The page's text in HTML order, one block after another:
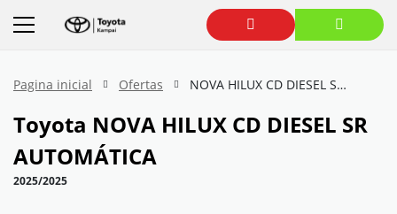
Pagina inicial Ofertas NOVA HILUX CD DIESEL SR AUTOMÁTICA
Toyota NOVA HILUX CD DIESEL SR
AUTOMÁTICA
2025/2025